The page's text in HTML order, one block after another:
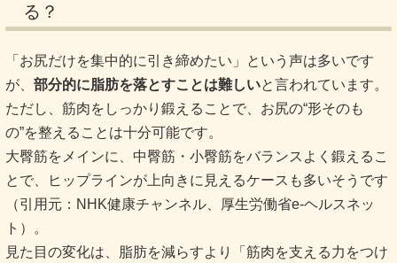
る？
「お尻だけを集中的に引き締めたい」という声は多いです
が、 部分的に脂肪を落とすことは難しいと言われています。
ただし、筋肉をしっかり鍛えることで、お尻の“形そのも
の”を整えることは十分可能です。
大臀筋をメインに、中臀筋・小臀筋をバランスよく鍛えるこ
とで、ヒップラインが上向きに見えるケースも多いそうです
（引用元：NHK健康チャンネル、厚生労働省e-ヘルスネッ
ト）。
見た目の変化は、脂肪を減らすより「筋肉を支える力をつけ